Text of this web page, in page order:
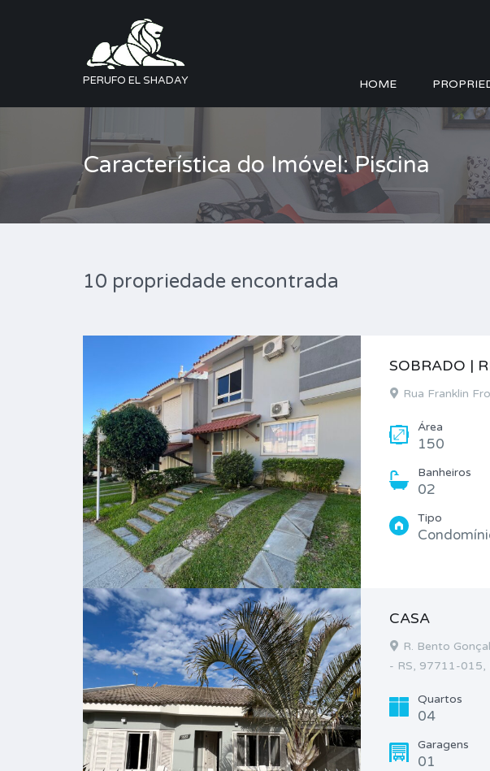
PERUFO EL SHADAY HOME
Característica do Imóvel: Piscina
10 propriedade encontrada
SOBRADO |
Rua Franklin
Área
150
Banheiros
02
Tipo
CASA
R. Bento
- RS, 97711-015,
Quartos
04
Garagens
01